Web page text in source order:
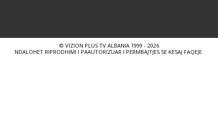
© VIZION PLUS TV ALBANIA 1999 - 2026
NDALOHET RIPRODHIMI I PAAUTORIZUAR I PERMBAJTJES SE KESAJ FAQEJE.